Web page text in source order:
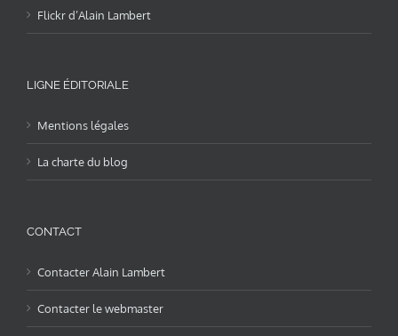
Flickr d’Alain Lambert
LIGNE ÉDITORIALE
Mentions légales
La charte du blog
CONTACT
Contacter Alain Lambert
Contacter le webmaster